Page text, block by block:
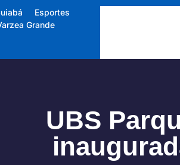
Esportes
Grande
UBS